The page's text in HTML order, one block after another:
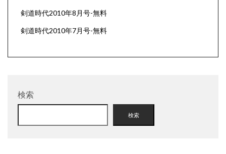
剣道時代2010年8月号-無料
剣道時代2010年7月号-無料
検索
検索